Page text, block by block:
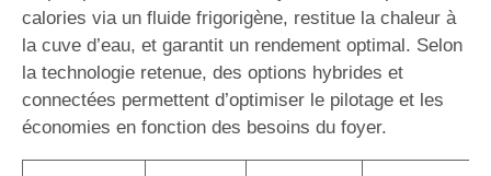
calories via un fluide frigorigène, restitue la chaleur à
la cuve d’eau, et garantit un rendement optimal. Selon
la technologie retenue, des options hybrides et
connectées permettent d’optimiser le pilotage et les
économies en fonction des besoins du foyer.